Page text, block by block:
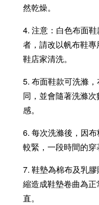
然乾燥。
4. 注意：白色布面
者，請改以帆布鞋
鞋店家清洗。
5. 布面鞋款可洗滌
同，並會隨著洗滌
感。
6. 每次洗滌後，因
較緊，一段時間的穿
7. 鞋墊為棉布及乳
縮造成鞋墊卷曲為
直。